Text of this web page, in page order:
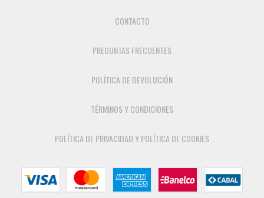
CONTACTO
PREGUNTAS FRECUENTES
POLÍTICA DE DEVOLUCIÓN
TÉRMINOS Y CONDICIONES
POLÍTICA DE PRIVACIDAD Y POLÍTICA DE COOKIES